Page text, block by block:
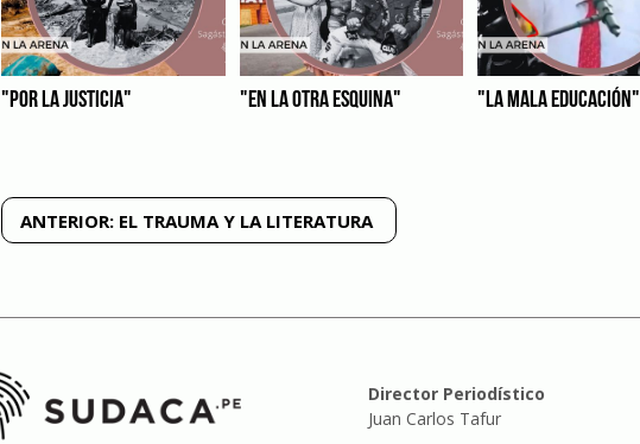
"POR LA JUSTICIA" "EN LA OTRA ESQUINA" "LA MALA EDUCACIÓN"
Navegación
ANTERIOR: EL TRAUMA Y LA LITERATURA
Director Periodístico
Juan Carlos Tafur